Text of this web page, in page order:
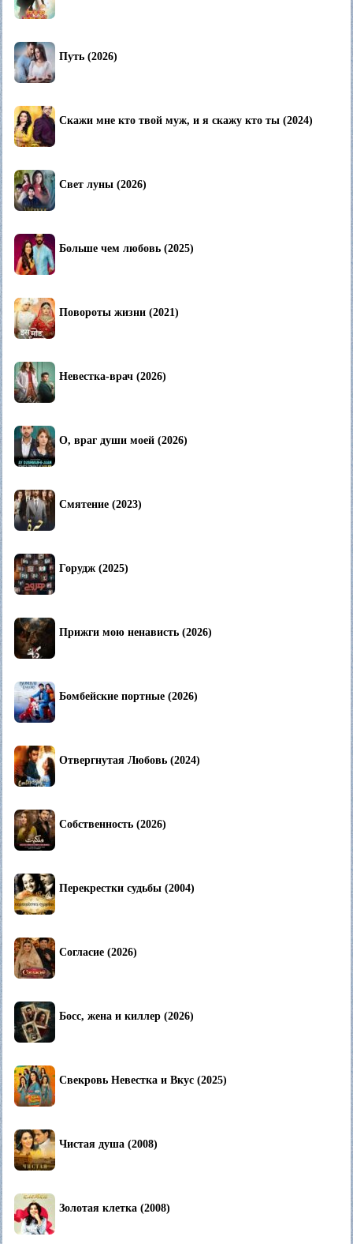
Путь (2026)
Скажи мне кто твой муж, и я скажу кто ты (2024)
Свет луны (2026)
Больше чем любовь (2025)
Повороты жизни (2021)
Невестка-врач (2026)
О, враг души моей (2026)
Смятение (2023)
Горудж (2025)
Прижги мою ненависть (2026)
Бомбейские портные (2026)
Отвергнутая Любовь (2024)
Собственность (2026)
Перекрестки судьбы (2004)
Согласие (2026)
Босс, жена и киллер (2026)
Свекровь Невестка и Вкус (2025)
Чистая душа (2008)
Золотая клетка (2008)